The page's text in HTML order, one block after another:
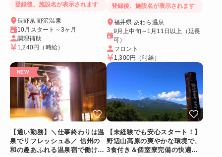
登録後、施設名が表示されます
長野県 野沢温泉
10月スタート～3ヶ月
調理補助
1,240円 （時給）
登録後、施設名が表示されます
福井県 あわら温泉
9月上中旬～1月11日以上（延長
可）
フロント
1,300円 （時給）
【通い勤務】＼仕事終わりは温
泉でリフレッシュ♨／ 信州の
和の趣あふれる温泉宿で働ける
【未経験でも安心スタート！】
野辺山高原の爽やかな環境で、
3食付き＆個室寮完備の快適リ